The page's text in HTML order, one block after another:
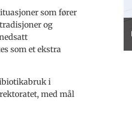
som fører
og
som et ekstra
i
med mål